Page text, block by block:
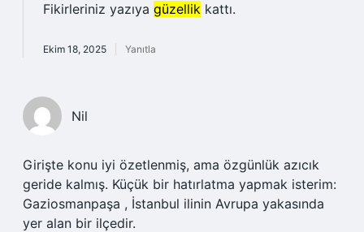
Fikirleriniz yazıya güzellik kattı.
Ekim 18, 2025 Yanıtla
Nil
Girişte konu iyi özetlenmiş, ama özgünlük azıcık
geride kalmış. Küçük bir hatırlatma yapmak isterim:
Gaziosmanpaşa , İstanbul ilinin Avrupa yakasında
yer alan bir ilçedir.